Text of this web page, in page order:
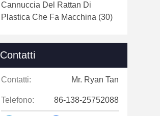
Cannuccia Del Rattan Di
Plastica Che Fa Macchina (30)
Contatti
Contatti: Mr. Ryan Tan
Telefono: 86-138-25752088